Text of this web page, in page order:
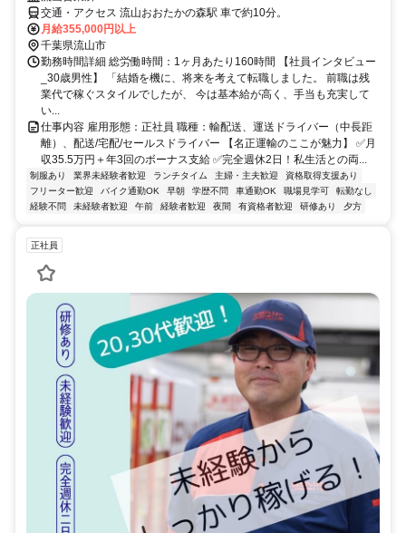
交通・アクセス 流山おおたかの森駅 車で約10分。
月給355,000円以上
千葉県流山市
勤務時間詳細 総労働時間：1ヶ月あたり160時間 【社員インタビュー
_30歳男性】 「結婚を機に、将来を考えて転職しました。 前職は残
業代で稼ぐスタイルでしたが、 今は基本給が高く、手当も充実して
い...
仕事内容 雇用形態：正社員 職種：輸配送、運送ドライバー（中長距
離）、配送/宅配/セールスドライバー 【名正運輸のここが魅力】 ✅月
収35.5万円＋年3回のボーナス支給 ✅完全週休2日！私生活との両...
制服あり 業界未経験者歓迎 ランチタイム 主婦・主夫歓迎
資格取得支援あり
フリーター歓迎
バイク通勤OK 早朝 学歴不問 車通勤OK 職場見学可
転勤なし
経験不問
未経験者歓迎 午前 経験者歓迎 夜間 有資格者歓迎 研修あり 夕方
正社員